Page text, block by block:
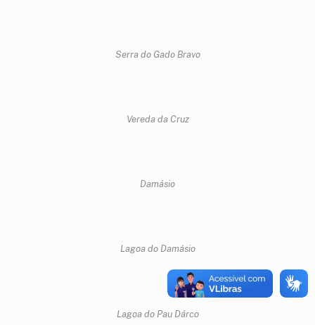
Serra do Gado Bravo
Vereda da Cruz
Damásio
Lagoa do Damásio
Lagoa do Pau Dárco